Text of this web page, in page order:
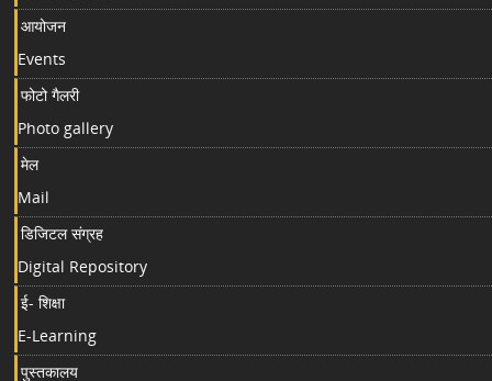
आयोजन
Events
फोटो गैलरी
Photo gallery
मेल
Mail
डिजिटल संग्रह
Digital Repository
ई- शिक्षा
E-Learning
पुस्तकालय